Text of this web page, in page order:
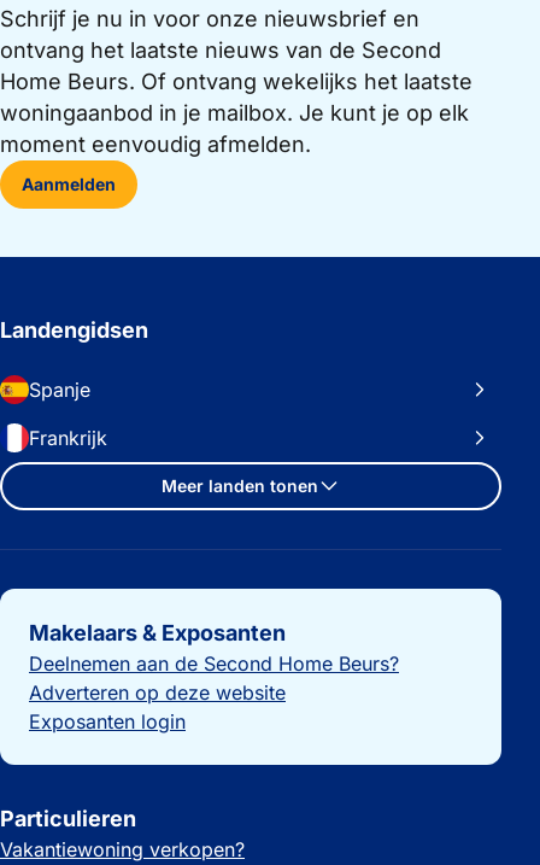
Schrijf je nu in voor onze nieuwsbrief en
ontvang het laatste nieuws van de Second
Home Beurs. Of ontvang wekelijks het laatste
woningaanbod in je mailbox. Je kunt je op elk
moment eenvoudig afmelden.
Aanmelden
Landengidsen
Spanje
Frankrijk
Meer landen tonen
Belangrijke links
Makelaars & Exposanten
Deelnemen aan de Second Home Beurs?
Adverteren op deze website
Exposanten login
Particulieren
Vakantiewoning verkopen?